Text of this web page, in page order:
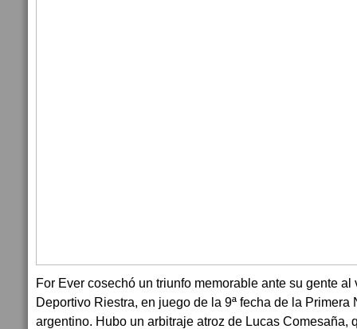
For Ever cosechó un triunfo memorable ante su gente al
Deportivo Riestra, en juego de la 9ª fecha de la Primera
argentino. Hubo un arbitraje atroz de Lucas Comesaña,